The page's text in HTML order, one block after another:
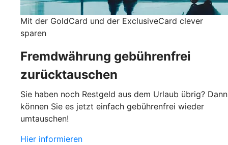
Mit der GoldCard und der ExclusiveCard clever
sparen
Fremdwährung gebührenfrei
zurücktauschen
Sie haben noch Restgeld aus dem Urlaub übrig? Dann
können Sie es jetzt einfach gebührenfrei wieder
umtauschen!
Hier informieren